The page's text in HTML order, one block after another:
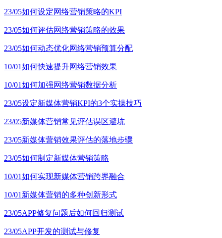
23/05如何设定网络营销策略的KPI
23/05如何评估网络营销策略的效果
23/05如何动态优化网络营销预算分配
10/01如何快速提升网络营销效果
10/01如何加强网络营销数据分析
23/05设定新媒体营销KPI的3个实操技巧
23/05新媒体营销常见评估误区避坑
23/05新媒体营销效果评估的落地步骤
23/05如何制定新媒体营销策略
10/01如何实现新媒体营销跨界融合
10/01 新媒体营销的多种创新形式
23/05APP修复问题后如何回归测试
23/05APP开发的测试与修复